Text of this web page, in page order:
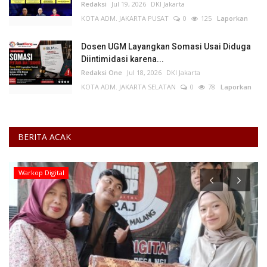
Redaksi Jul 19, 2026 DKI Jakarta
KOTA ADM. JAKARTA PUSAT
0 125 Laporkan
Dosen UGM Layangkan Somasi Usai Diduga
Diintimidasi karena...
Redaksi One Jul 18, 2026 DKI Jakarta
KOTA ADM. JAKARTA SELATAN
0 78 Laporkan
BERITA ACAK
Jawa Timur